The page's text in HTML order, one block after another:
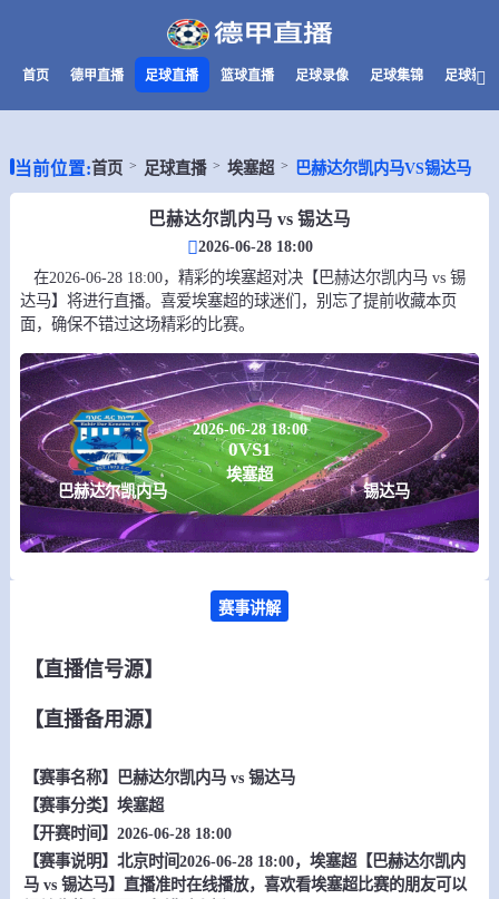
首页 德甲直播 足球直播 篮球直播 足球录像 足球集锦 足球新闻
当前位置:首页 足球直播 埃塞超 巴赫达尔凯内马VS锡达马
巴赫达尔凯内马 vs 锡达马
2026-06-28 18:00
在2026-06-28 18:00，精彩的埃塞超对决【巴赫达尔凯内马 vs 锡
达马】将进行直播。喜爱埃塞超的球迷们，别忘了提前收藏本页
面，确保不错过这场精彩的比赛。
巴赫达尔凯内马
2026-06-28 18:00
0VS1
埃塞超
锡达马
赛事讲解
【直播信号源】
【直播备用源】
【赛事名称】
巴赫达尔凯内马 vs 锡达马
【赛事分类】 埃塞超
【开赛时间】2026-06-28 18:00
【赛事说明】北京时间2026-06-28 18:00，埃塞超【巴赫达尔凯内
马 vs 锡达马】直播准时在线播放，喜欢看埃塞超比赛的朋友可以